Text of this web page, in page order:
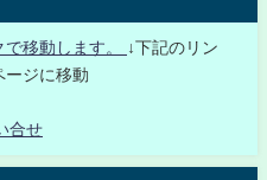
移動します。
↓下記のリン
ージに移動
合せ